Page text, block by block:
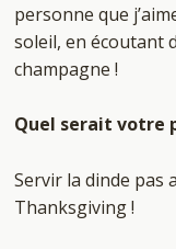
personne que
soleil, en écoutant
champagne !
Quel serait votre
Servir la dinde pas
Thanksgiving !